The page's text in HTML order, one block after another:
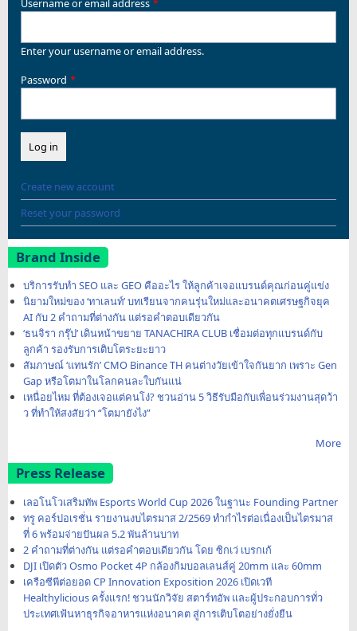
Enter your username or email address.
Password
Create new account
Reset your password
Brand Inside
บริการรับทำ SEO และ GEO คืออะไร ให้ลูกค้าเจอแบรนด์คุณก่อนคู่แข่ง
นิยามใหม่ของ ‘ทาเลนท์’ บทเรียนจากคนรุ่นใหม่และอนาคตเศรษฐกิจยุค
AI กับ 2 คำถามที่ต่างกัน แต่รอคำตอบเดียวกัน
‘ธนจิรา กรุ๊ป’ เดินหน้าขยาย TANACHIRA CLUB เชื่อมต่อทุกแบรนด์กับ
ลูกค้า รองรับการเติบโตระยะยาว
สัมภาษณ์ ‘แทนรัก’ CMO Binance TH คนต่างวัยเข้าใจกันยาก เพราะ Gen
Gap หรือโตมาในโลกคนละใบกันแน่
เหนื่อยไหม ที่ต้องเจอแต่คนโง่? ชวนอ่าน 5 วิธีรับมือกับเพื่อนร่วมงานสุดว้า
ว ที่ทำให้สงสัยว่า “โตมายังไง”
More
Press Release
เลอโนโวเสริมทัพ Esports World Cup 2026 ในฐานะ Founding Partner
ทรู คอร์ปอเรชั่น รายงานงบไตรมาส 2/2569 ทำกำไรต่อเนื่องเป็นไตรมาส
ที่ 6 พร้อมจ่ายปันผล 5.2 พันล้านบาท
2 คำถามที่ต่างกัน แต่รอคำตอบเดียวกัน โดย ซิกเว่ เบรกเก้
DJI เปิดตัว Osmo Pocket 4P กล้องกิมบอลเลนส์คู่ 20mm และ 60mm
เครือซีพีต่อยอด CP Innovation Exposition 2026 เปิดเวที
Healthylicious ครั้งแรก! ชวนนักวิจัย สตาร์ทอัพ และผู้ประกอบการทั่ว
ประเทศเฟ้นหาธุรกิจอาหารแห่งอนาคต สู่การเติบโตอย่างยั่งยืน